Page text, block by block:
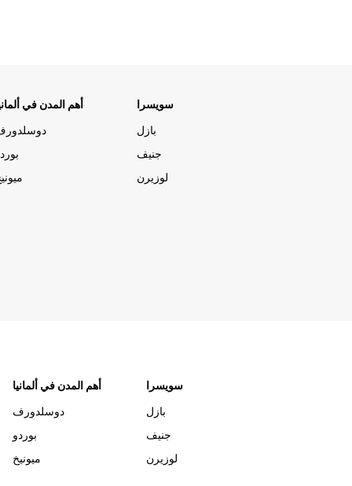
أهم المدن في
سويسرا
بازل
جنيف
لوزيرن
أهم المدن في ألمانيا
دوسلدورف
بوردو
ميونيخ
سويسرا
بازل
جنيف
لوزيرن